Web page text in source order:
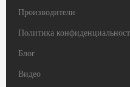
Производители
Политика
Блог
Видео